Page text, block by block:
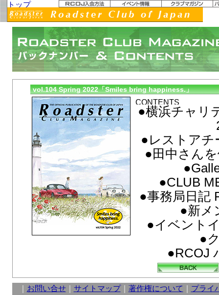
vol.104 Spring 2022「Smiles bring happiness.」
●横浜チャリ
●レストアチ
●田中さん
●CLUB
●事務局日記
●新メ
●イベント
●
●RCOJ
お問い合せ｜ サイトマップ｜ 著作権について
プライ